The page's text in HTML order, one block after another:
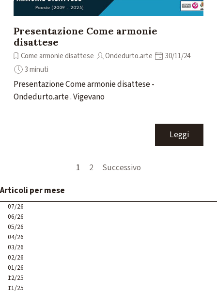
Presentazione Come armonie
disattese
Come armonie disattese Ondedurto.arte
30/11/24
3 minuti
Presentazione Come armonie disattese -
Ondedurto.arte . Vigevano
Leggi
Pagina corrente:
1 Vai a pagina:
2
Successivo
Salta blocco Articoli per mese
Articoli per mese
07/26
06/26
05/26
04/26
03/26
02/26
01/26
12/25
11/25